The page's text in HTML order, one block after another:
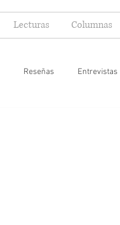
Lecturas Columnas
Reseñas Entrevistas